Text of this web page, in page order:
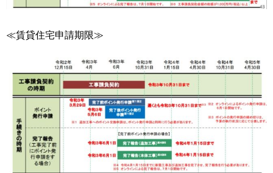
≪賃貸住宅申請期限≫